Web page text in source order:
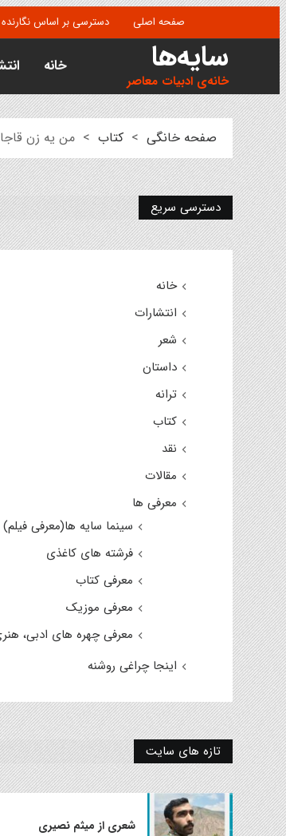
صفحه اصلی دسترسی بر اساس نگارنده
سایه‌ها
خانه‌ی ادبیات معاصر
خانه
صفحه خانگی > کتاب > من یه زن
دسترسی سریع
خانه
انتشارات
شعر
داستان
ترانه
کتاب
نقد
مقالات
معرفی ها
سینما سایه ها(معرفی فیلم)
فرشته های کاغذی
معرفی کتاب
معرفی موزیک
معرفی چهره های ادبی،
اینجا چراغی روشنه
تازه های سایت
شعری از میثم نصیری